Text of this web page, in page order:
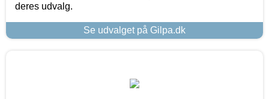
deres udvalg.
Se udvalget på Gilpa.dk